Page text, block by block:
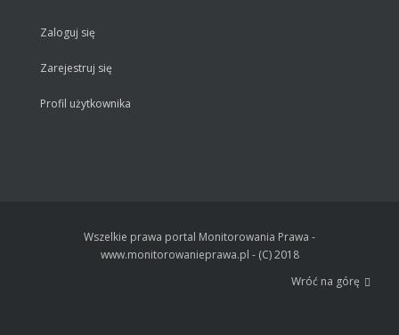
Zaloguj się
Zarejestruj się
Profil użytkownika
Wszelkie prawa portal Monitorowania Prawa -
www.monitorowanieprawa.pl - (C) 2018
Wróć na górę